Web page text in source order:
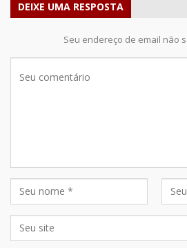
DEIXE UMA RESPOSTA
Seu endereço de email não